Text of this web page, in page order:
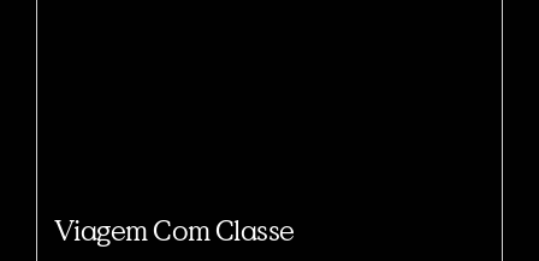
Viagem Com Classe